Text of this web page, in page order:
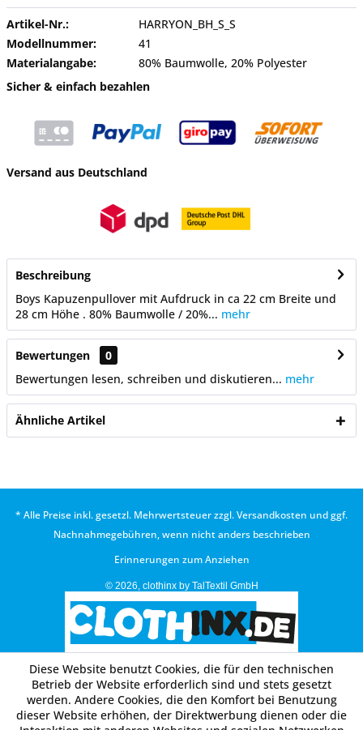
Artikel-Nr.:
HARRYON_BH_S_S
Modellnummer:
41
Materialangabe:
80% Baumwolle, 20% Polyester
Sicher & einfach bezahlen
Versand aus Deutschland
Beschreibung
Boys Kapuzenpullover mit Aufdruck in ca 22 cm Breite und
28 cm Höhe . 80% Baumwolle / 20%... mehr
Bewertungen
0
Bewertungen lesen, schreiben und diskutieren... mehr
Ähnliche Artikel
* Alle Preise inkl. gesetzl. Mehrwertsteuer zzgl.Versandkosten und ggf.
Nachnahmegebühren, wenn nicht anders beschrieben
Erinnerungen zum Anziehen
© 2026, clothinx by TalTextil GmbH
Diese Website benutzt Cookies, die für den technischen
Betrieb der Website erforderlich sind und stets gesetzt
werden. Andere Cookies, die den Komfort bei Benutzung
dieser Website erhöhen, der Direktwerbung dienen oder die